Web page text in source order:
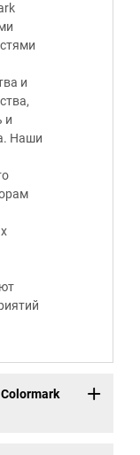
и
и
Наши